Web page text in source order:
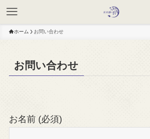
ホーム お問い合わせ
お問い合わせ
お名前 (必須)